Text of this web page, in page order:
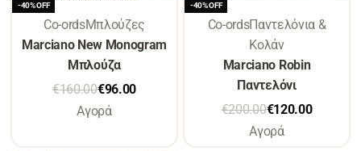
-40% OFF
Co-ordsΜπλούζες
Marciano New Monogram
Μπλούζα
€160.00€96.00
Αγορά
-40% OFF
Co-ordsΠαντελόνια &
Κολάν
Marciano Robin
Παντελόνι
€200.00€120.00
Αγορά